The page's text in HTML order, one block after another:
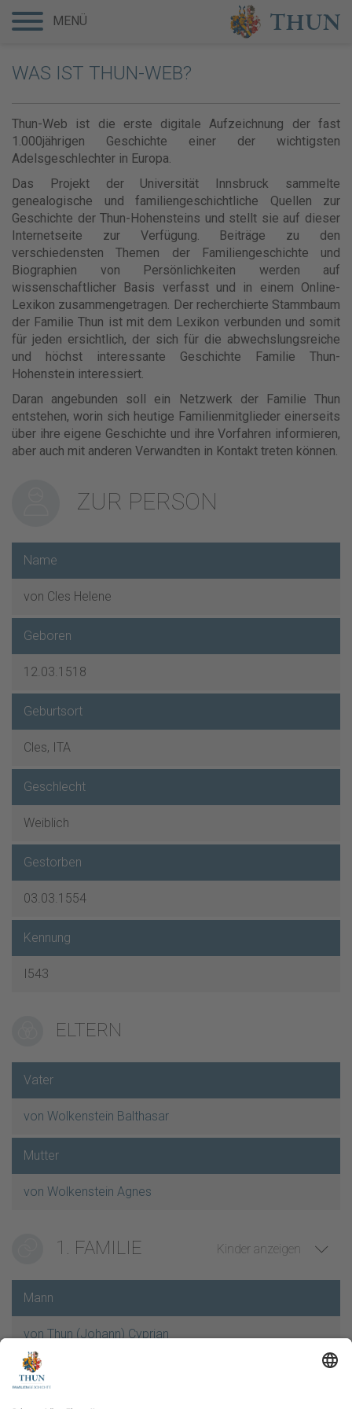
WAS IST THUN-WEB?
Thun-Web ist die erste digitale Aufzeichnung der fast
1.000jährigen Geschichte einer der wichtigsten
Adelsgeschlechter in Europa.
Das Projekt der Universität Innsbruck sammelte
genealogische und familiengeschichtliche Quellen zur
Geschichte der Thun-Hohensteins und stellt sie auf dieser
Internetseite zur Verfügung. Beiträge zu den
verschiedensten Themen der Familiengeschichte und
Biographien von Persönlichkeiten werden auf
wissenschaftlicher Basis verfasst und in einem Online-
Lexikon zusammengetragen. Der recherchierte Stammbaum
der Familie Thun ist mit dem Lexikon verbunden und somit
für jeden ersichtlich, der sich für die abwechslungsreiche
und höchst interessante Geschichte Familie Thun-
Hohenstein interessiert.
Daran angebunden soll ein Netzwerk der Familie Thun
entstehen, worin sich heutige Familienmitglieder einerseits
über ihre eigene Geschichte und ihre Vorfahren informieren,
aber auch mit anderen Verwandten in Kontakt treten können.
ZUR PERSON
Name
von Cles Helene
Geboren
12.03.1518
Geburtsort
Cles, ITA
Geschlecht
Weiblich
Gestorben
03.03.1554
Kennung
I543
ELTERN
Vater
von Wolkenstein Balthasar
Mutter
von Wolkenstein Agnes
1. FAMILIE Kinder anzeigen
Mann
von Thun (Johann) Cyprian
geb. 14.08.1501,
gest. 20.04.1573,
MENÜ